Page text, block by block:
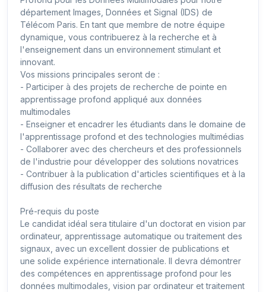
département Images, Données et Signal (IDS) de
Télécom Paris. En tant que membre de notre équipe
dynamique, vous contribuerez à la recherche et à
l'enseignement dans un environnement stimulant et
innovant.
Vos missions principales seront de :
- Participer à des projets de recherche de pointe en
apprentissage profond appliqué aux données
multimodales
- Enseigner et encadrer les étudiants dans le domaine de
l'apprentissage profond et des technologies multimédias
- Collaborer avec des chercheurs et des professionnels
de l'industrie pour développer des solutions novatrices
- Contribuer à la publication d'articles scientifiques et à la
diffusion des résultats de recherche
Pré-requis du poste
Le candidat idéal sera titulaire d'un doctorat en vision par
ordinateur, apprentissage automatique ou traitement des
signaux, avec un excellent dossier de publications et
une solide expérience internationale. Il devra démontrer
des compétences en apprentissage profond pour les
données multimodales, vision par ordinateur et traitement